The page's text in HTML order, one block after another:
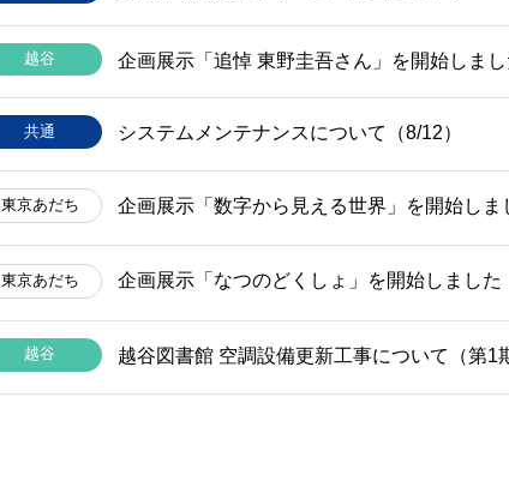
越谷 企画展示「追悼 東野圭吾さん」を開始しまし
共通 システムメンテナンスについて（8/12）
東京あだち 企画展示「数字から見える世界」を開始しま
東京あだち 企画展示「なつのどくしょ」を開始しました
越谷 越谷図書館 空調設備更新工事について（第1